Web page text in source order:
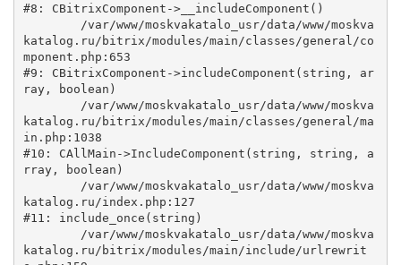
#8: CBitrixComponent->__includeComponent()
katalog.ru/bitrix/modules/main/classes/general/co
mponent.php:653
#9: CBitrixComponent->includeComponent(string, ar
ray, boolean)
katalog.ru/bitrix/modules/main/classes/general/ma
in.php:1038
#10: CAllMain->IncludeComponent(string, string, a
rray, boolean)
katalog.ru/index.php:127
#11: include_once(string)
katalog.ru/bitrix/modules/main/include/urlrewrit